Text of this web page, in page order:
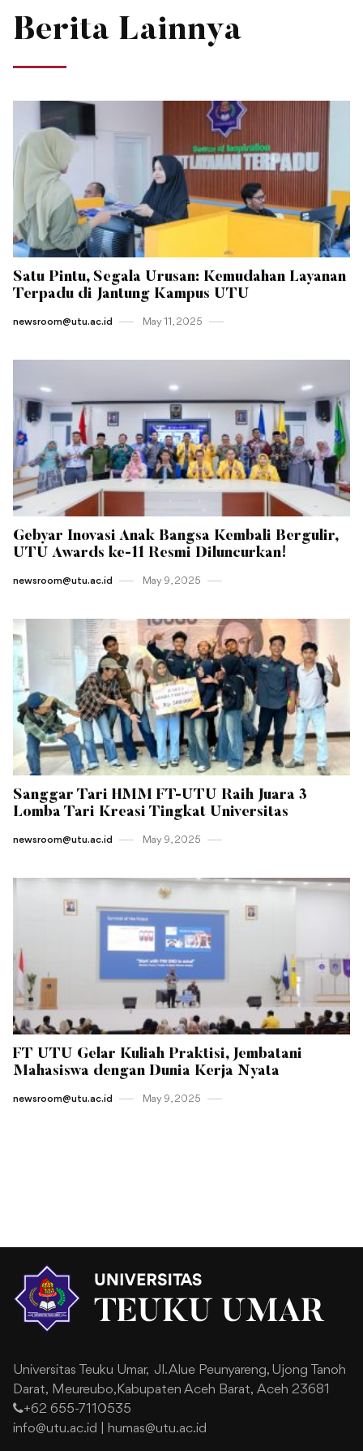
Berita Lainnya
Satu Pintu, Segala Urusan: Kemudahan Layanan
Terpadu di Jantung Kampus UTU
newsroom@utu.ac.id May 11 , 2025
Gebyar Inovasi Anak Bangsa Kembali Bergulir,
UTU Awards ke-11 Resmi Diluncurkan!
newsroom@utu.ac.id May 9 , 2025
Sanggar Tari HMM FT-UTU Raih Juara 3
Lomba Tari Kreasi Tingkat Universitas
newsroom@utu.ac.id May 9 , 2025
FT UTU Gelar Kuliah Praktisi, Jembatani
Mahasiswa dengan Dunia Kerja Nyata
newsroom@utu.ac.id May 9 , 2025
Universitas Teuku Umar, Jl. Alue Peunyareng, Ujong Tanoh
Darat, Meureubo,Kabupaten Aceh Barat, Aceh 23681
+62 655-7110535
info@utu.ac.id
humas@utu.ac.id